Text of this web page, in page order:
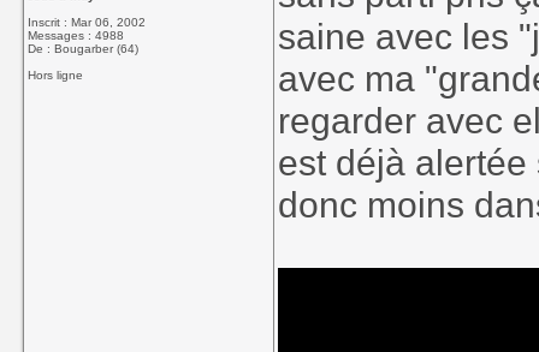
Inscrit : Mar 06, 2002
Messages : 4988
De : Bougarber (64)
Hors ligne
saine avec les
avec ma
regarder avec
est déjà
donc moins